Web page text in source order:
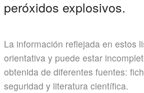
peróxidos explosivos.
La información reflejada en estos
orientativa y puede estar
obtenida de diferentes fuentes:
seguridad y literatura científica.